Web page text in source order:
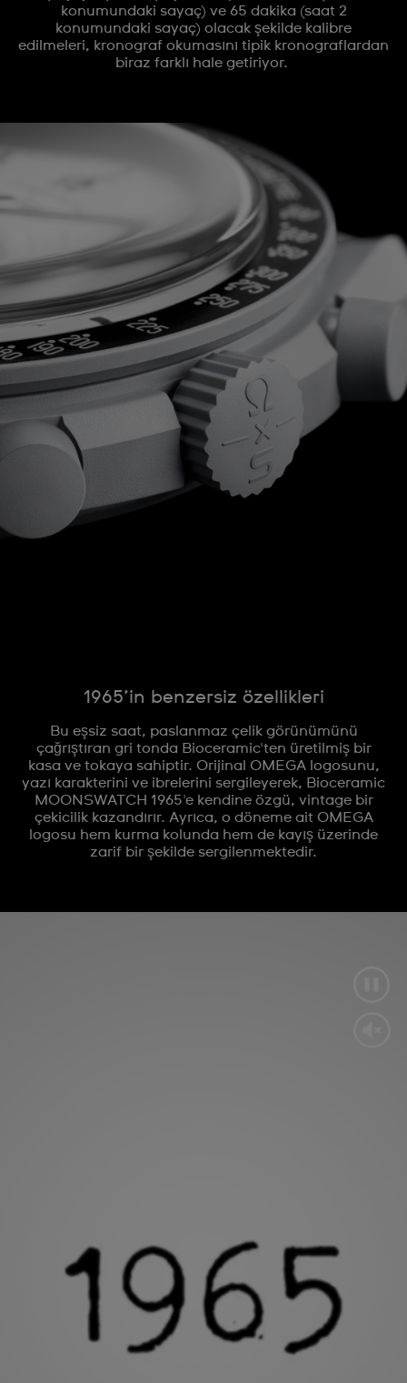
konumundaki sayaç) ve 65 dakika (saat 2
konumundaki sayaç) olacak şekilde kalibre
edilmeleri, kronograf okumasını tipik kronograflardan
biraz farklı hale getiriyor.
1965’in benzersiz özellikleri
Bu eşsiz saat, paslanmaz çelik görünümünü
çağrıştıran gri tonda Bioceramic'ten üretilmiş bir
kasa ve tokaya sahiptir. Orijinal OMEGA logosunu,
yazı karakterini ve ibrelerini sergileyerek, Bioceramic
MOONSWATCH 1965'e kendine özgü, vintage bir
çekicilik kazandırır. Ayrıca, o döneme ait OMEGA
logosu hem kurma kolunda hem de kayış üzerinde
zarif bir şekilde sergilenmektedir.